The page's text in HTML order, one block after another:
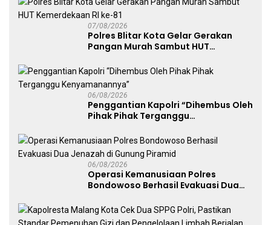
07/08/2026
Polres Blitar Kota Gelar Gerakan
Pangan Murah Sambut HUT
06/08/2026
Penggantian Kapolri “Dihembus Oleh
Pihak Pihak Terganggu
06/08/2026
Operasi Kemanusiaan Polres
Bondowoso Berhasil Evakuasi Dua